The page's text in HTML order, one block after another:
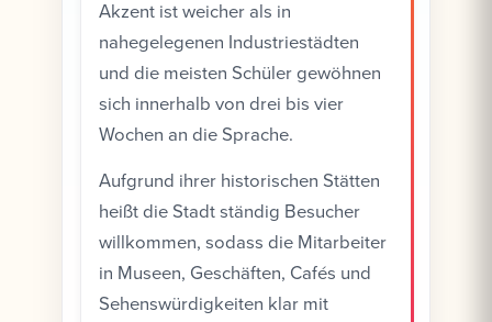
Akzent ist weicher als in
nahegelegenen Industriestädten
und die meisten Schüler gewöhnen
sich innerhalb von drei bis vier
Wochen an die Sprache.
Aufgrund ihrer historischen Stätten
heißt die Stadt ständig Besucher
willkommen, sodass die Mitarbeiter
in Museen, Geschäften, Cafés und
Sehenswürdigkeiten klar mit